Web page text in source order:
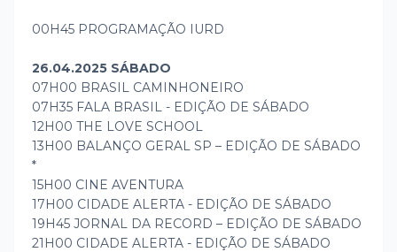
00H45 PROGRAMAÇÃO IURD
26.04.2025 SÁBADO
07H00 BRASIL CAMINHONEIRO
07H35 FALA BRASIL - EDIÇÃO DE SÁBADO
12H00 THE LOVE SCHOOL
13H00 BALANÇO GERAL SP – EDIÇÃO DE SÁBADO
*
15H00 CINE AVENTURA
17H00 CIDADE ALERTA - EDIÇÃO DE SÁBADO
19H45 JORNAL DA RECORD – EDIÇÃO DE SÁBADO
21H00 CIDADE ALERTA - EDIÇÃO DE SÁBADO